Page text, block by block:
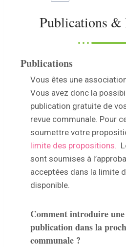
Publications &
Publications
Vous êtes une
Vous avez donc la
publication gratuite de
revue communale. Pour
soumettre votre
limite des propositions.
sont soumises à
acceptées dans la limite
disponible.
Comment introduire une
publication dans la
communale ?